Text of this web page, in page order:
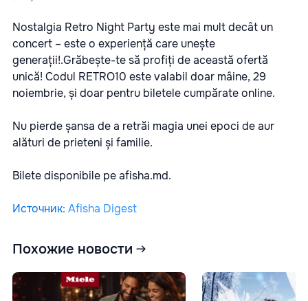
Nostalgia Retro Night Party este mai mult decât un
concert – este o experiență care unește
generații!.Grăbește-te să profiți de această ofertă
unică! Codul RETRO10 este valabil doar mâine, 29
noiembrie, și doar pentru biletele cumpărate online.
Nu pierde șansa de a retrăi magia unei epoci de aur
alături de prieteni și familie.
Bilete disponibile peafisha.md.
Источник: Afisha Digest
Похожие новости